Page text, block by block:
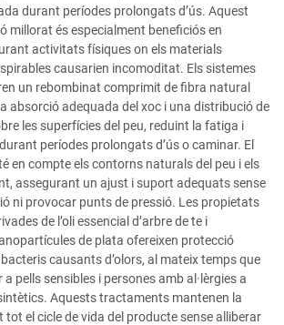
durant períodes prolongats d’ús. Aquest
millorat és especialment beneficiós en
activitats físiques on els materials
causarien incomoditat. Els sistemes
un rebombinat comprimit de fibra natural
absorció adequada del xoc i una distribució de
les superfícies del peu, reduint la fatiga i
períodes prolongats d’ús o caminar. El
en compte els contorns naturals del peu i els
assegurant un ajust i suport adequats sense
ni provocar punts de pressió. Les propietats
de l’oli essencial d’arbre de te i
de plata ofereixen protecció
causants d’olors, al mateix temps que
pells sensibles i persones amb al·lèrgies a
Aquests tractaments mantenen la
tot el cicle de vida del producte sense alliberar